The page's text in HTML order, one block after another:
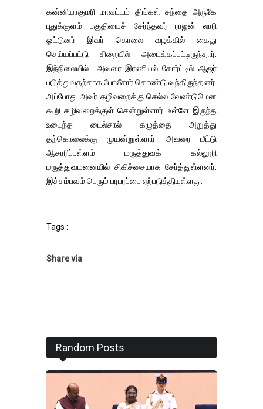
கன்னியாகுமரி மாவட்டம் திங்கள் சந்தை அருகே
புதுக்குளம் பகுதியைச் சேர்ந்தவர் ராஜன் லாரி
ஓட்டுனர் இவர் கொலை வழக்கில் கைது
செய்யப்பட்டு சிறையில் அடைக்கப்பட்டிருந்தார்.
இந்நிலையில் அவரை இரணியல் கோர்ட்டில் ஆஜர்
படுத்துவதற்காக போலீசார் கொண்டு வந்திருந்தனர்.
அப்போது அவர் கழிவறைக்கு செல்ல வேண்டுமென
கூறி கழிவறைக்குள் சென்றுள்ளார். உள்ளே இருந்த
உடைந்த டைல்சால் கழுத்தை அறுத்து
தற்கொலைக்கு முயன்றுள்ளார். அவரை மீட்டு
ஆசாரிப்பள்ளம் மருத்துவக் கல்லூரி
மருத்துவமனையில் சிகிச்சையாக சேர்த்துள்ளனர்.
இச்சம்பவம் பெரும் பரபரப்பை ஏற்படுத்தியுள்ளது.
Tags :
Share via
Random Posts